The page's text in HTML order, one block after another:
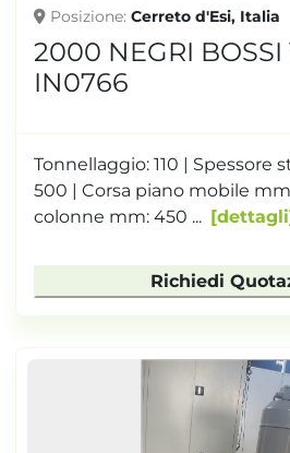
Posizione Cerreto d'Esi, Italia
2000 NEGRI BOSSI
IN0766
Tonnellaggio: 110 | Spessore
500 | Corsa piano mobile
colonne mm: 450 ...
dettagli
Richiedi